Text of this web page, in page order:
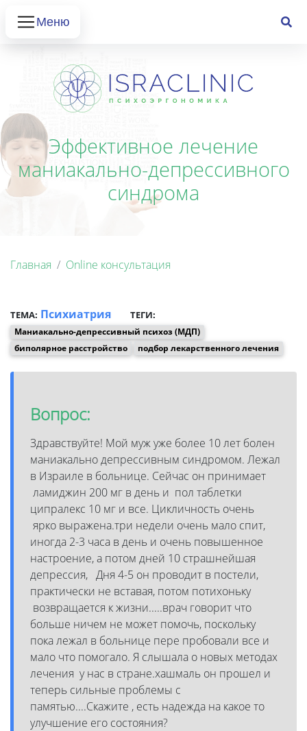
Меню
Эффективное лечение
маниакально-депрессивного
синдрома
Главная Online консультация
ТЕМА: Психиатрия ТЕГИ:
Маниакально-депрессивный психоз (МДП)
биполярное расстройство
подбор лекарственного лечения
Вопрос:
Здравствуйте! Мой муж уже более 10 лет болен
маниакально депрессивным синдромом. Лежал
в Израиле в больнице. Сейчас он принимает
ламиджин 200 мг в день и пол таблетки
ципралекс 10 мг и все. Цикличность очень
ярко выражена.три недели очень мало спит,
иногда 2-3 часа в день и очень повышенное
настроение, а потом дней 10 страшнейшая
депрессия, Дня 4-5 он проводит в постели,
практически не вставая, потом потихоньку
возвращается к жизни.....врач говорит что
больше ничем не может помочь, поскольку
пока лежал в больнице пере пробовали все и
мало что помогало. Я слышала о новых методах
лечения у нас в стране.хашмаль он прошел и
теперь сильные проблемы с
памятью....Скажите , есть надежда на какое то
улучшение его состояния?